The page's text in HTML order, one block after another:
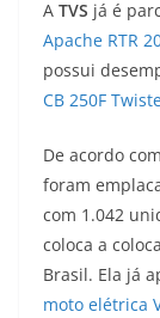
A TVS já é
Apache RTR
possui
CB 250F
De acordo
foram
com 1.042
coloca a
Brasil. Ela já
moto elétrica